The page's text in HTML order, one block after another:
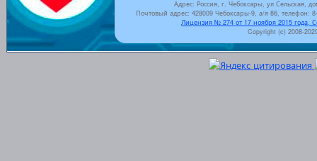
Адрес: Россия, г. Чебоксары, ул Сельская,
Почтовый адрес: 428009 Чебоксары-9, а/я 86, телефон:
Лицензия № 274 от 17 ноября 2015 года,
Copyright (c) 2008-